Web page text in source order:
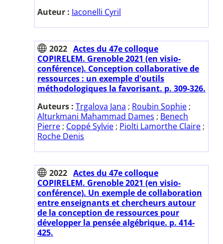
Auteur : Iaconelli Cyril
2022 Actes du 47e colloque
COPIRELEM. Grenoble 2021 (en visio-
conférence). Conception collaborative de
ressources : un exemple d'outils
méthodologiques la favorisant. p. 309-326.
Auteurs : Trgalova Jana ; Roubin Sophie ;
Alturkmani Mahammad Dames ; Benech
Pierre ; Coppé Sylvie ; Piolti Lamorthe Claire ;
Roche Denis
2022 Actes du 47e colloque
COPIRELEM. Grenoble 2021 (en visio-
conférence). Un exemple de collaboration
entre enseignants et chercheurs autour
de la conception de ressources pour
développer la pensée algébrique. p. 414-
425.